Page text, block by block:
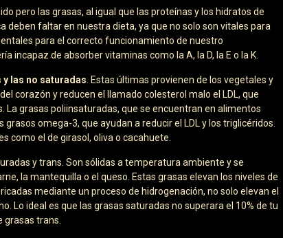
pero las grasas, al igual que las proteínas y los hidratos de
deben faltar en nuestra dieta, ya que no solo son vitales para
para el correcto funcionamiento de nuestro
incapaz de absorber vitaminas como la A, la D, la E o la K.
las no saturadas . Estas últimas provienen de los vegetales y
corazón y reducen el llamado colesterol malo el LDL, que
grasas poliinsaturadas, que se encuentran en alimentos
omega-3, que ayudan a reducir el LDL y los triglicéridos.
como el de girasol, oliva o cacahuete.
y trans. Son sólidas a temperatura ambiente y se
la mantequilla o el queso. Estas grasas elevan los niveles de
mediante un proceso de hidrogenación, no solo elevan el
Lo ideal es que las grasas saturadas no superara el 10% de tu
trans.